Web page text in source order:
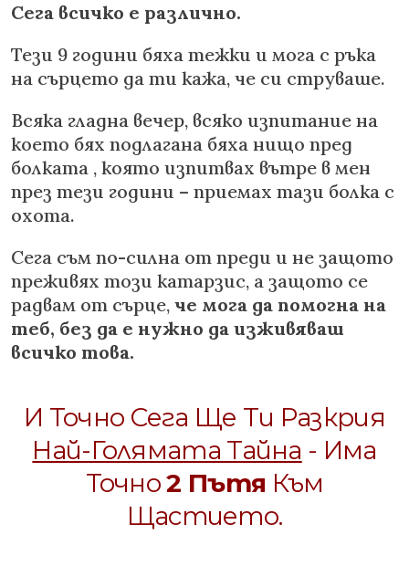
Сега всичко е различно.
Тези 9 години бяха тежки и мога с ръка
на сърцето да ти кажа, че си струваше.
Всяка гладна вечер, всяко изпитание на
което бях подлагана бяха нищо пред
болката , която изпитвах вътре в мен
през тези години – приемах тази болка с
охота.
Сега съм по-силна от преди и не защото
преживях този катарзис, а защото се
радвам от сърце, че мога да помогна на
теб, без да е нужно да изживяваш
всичко това.
И Точно Сега Ще Ти Разкрия
Най-Голямата Тайна - Има
Точно2 Пътя Към
Щастието.